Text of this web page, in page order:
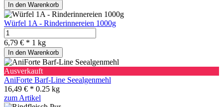
In den Warenkorb
Würfel 1A - Rinderinnereien 1000g
6,79 € * 1 kg
In den Warenkorb
Ausverkauft
AniForte Barf-Line Seealgenmehl
16,49 € * 0.25 kg
zum Artikel